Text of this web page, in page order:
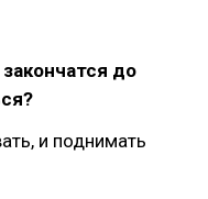
до
и поднимать